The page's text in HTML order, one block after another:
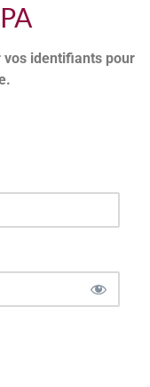
vos identifiants pour